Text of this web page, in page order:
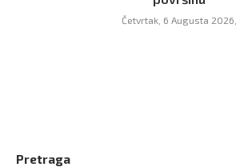
Četvrtak, 6 Augusta 2026,
Pretraga